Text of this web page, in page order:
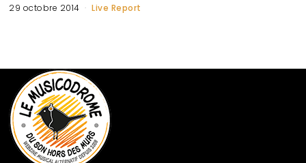
29 octobre 2014 Live Report